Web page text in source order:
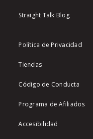
Straight Talk Blog
Política de Privacidad
Tiendas
Código de Conducta
Programa de Afiliados
Accesibilidad